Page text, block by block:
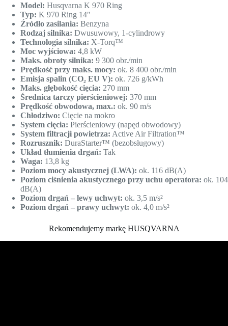
Model: Husqvarna K 970 Ring
Typ: K 970 Ring 14″
Źródło zasilania: Benzyna
Rodzaj silnika: Dwusuwowy, 1-cylindrowy
Technologia silnika: X-Torq™
Moc wyjściowa: 4,8 kW
Maks. obroty silnika: 9 300 obr./min
Prędkość przy maks. mocy: ok. 8 400 obr./min
Emisja spalin (CO₂ EU V): ok. 726 g/kWh
Maks. głębokość cięcia: 270 mm
Średnica tarczy pierścieniowej: 370 mm
Prędkość obwodowa, max.: ok. 90 m/s
Chłodziwo: Cięcie na mokro
System cięcia: Pierścieniowy (napęd obwodowy)
System filtracji powietrza: Active Air Filtration™
Rozrusznik: DuraStarter™ (bezobsługowy)
Układ tłumienia drgań: Tak
Waga: 13,8 kg
Poziom mocy akustycznej (LWA): ok. 116 dB(A)
Poziom ciśnienia akustycznego przy uchu operatora: ok. 104
dB(A)
Poziom drgań – lewy uchwyt: ok. 3,5 m/s²
Poziom drgań – prawy uchwyt: ok. 4,0 m/s²
Rekomendujemy markę HUSQVARNA